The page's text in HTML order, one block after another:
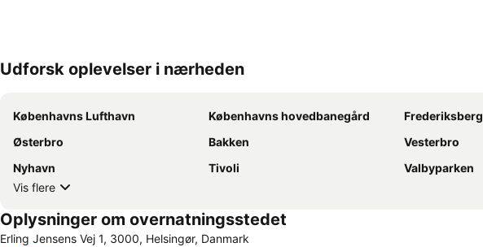
Udforsk oplevelser i nærheden
Københavns Lufthavn Københavns hovedbanegård Frederiksberg
Østerbro
Bakken Vesterbro
Nyhavn
Tivoli Valbyparken
Vis flere
Oplysninger om overnatningsstedet
Erling Jensens Vej 1, 3000, Helsingør, Danmark